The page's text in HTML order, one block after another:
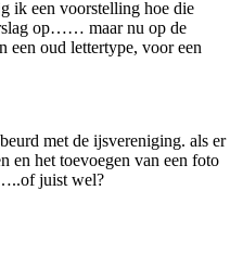
ik een voorstelling hoe die
op…… maar nu op de
een oud lettertype, voor een
met de ijsvereniging. als er
en het toevoegen van een foto
juist wel?